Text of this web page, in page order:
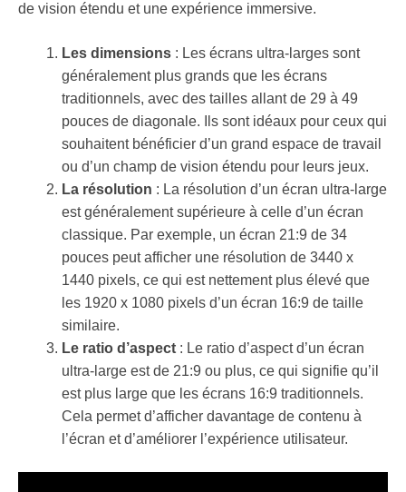
de vision étendu et une expérience immersive.
Les dimensions : Les écrans ultra-larges sont
généralement plus grands que les écrans
traditionnels, avec des tailles allant de 29 à 49
pouces de diagonale. Ils sont idéaux pour ceux qui
souhaitent bénéficier d’un grand espace de travail
ou d’un champ de vision étendu pour leurs jeux.
La résolution : La résolution d’un écran ultra-large
est généralement supérieure à celle d’un écran
classique. Par exemple, un écran 21:9 de 34
pouces peut afficher une résolution de 3440 x
1440 pixels, ce qui est nettement plus élevé que
les 1920 x 1080 pixels d’un écran 16:9 de taille
similaire.
Le ratio d’aspect : Le ratio d’aspect d’un écran
ultra-large est de 21:9 ou plus, ce qui signifie qu’il
est plus large que les écrans 16:9 traditionnels.
Cela permet d’afficher davantage de contenu à
l’écran et d’améliorer l’expérience utilisateur.